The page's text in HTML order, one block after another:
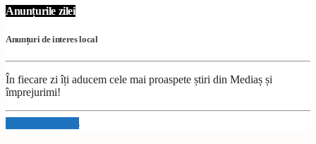
Anunțurile zilei
Anunțuri de interes local
În fiecare zi îți aducem cele mai proaspete știri din Mediaș și
împrejurimi!
Info and episodes